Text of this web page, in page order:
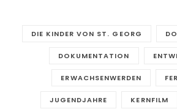
DIE KINDER VON ST. GEORG
DOKUMENTATION
ERWACHSENWERDEN
JUGENDJAHRE KERNFILM